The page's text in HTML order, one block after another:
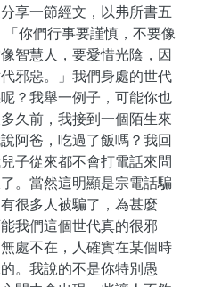
享一節經文，以弗所書五
「你們行事要謹慎，不要像
智慧人，要愛惜光陰，因
邪惡。」我們身處的世代
？我舉一例子，可能你也
久前，我接到一個陌生來
阿爸，吃過了飯嗎？我回
子從來都不會打電話來問
。當然這明顯是宗電話騙
很多人被騙了，為甚麼
我們這個世代真的很邪
處不在，人確實在某個時
。我說的不是你特別愚